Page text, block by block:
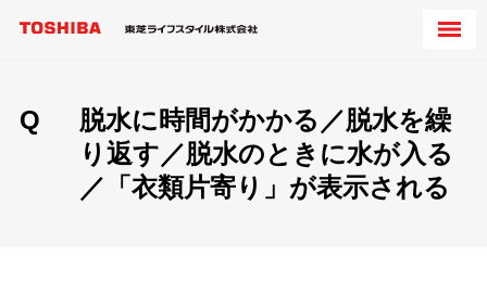
Q
脱水に時間がかかる／脱水を繰
り返す／脱水のときに水が入る
／「衣類片寄り」が表示される